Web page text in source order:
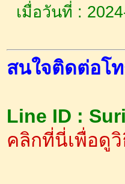
เมื่อวันที่ :
สนใจติดต่อโ
Line ID :
คลิกที่นี่เพื่อดูวิ